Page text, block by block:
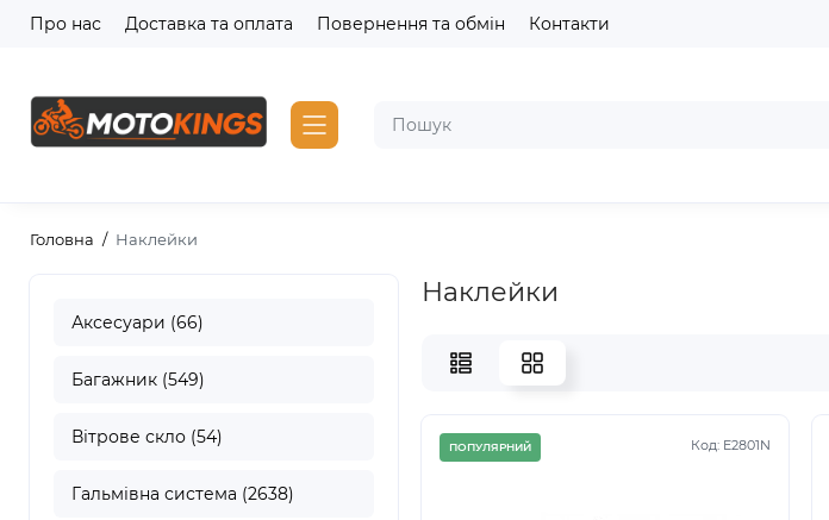
Про нас Доставка та оплата Повернення та обмін Контакти
Головна Наклейки
Аксесуари (66)
Багажник (549)
Вітрове скло (54)
Гальмівна система (2638)
Наклейки
Код: E2801N
ПОПУЛЯРНИЙ